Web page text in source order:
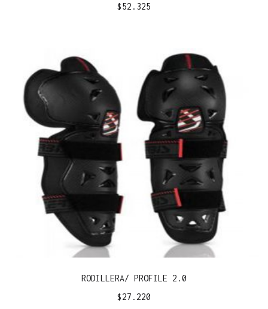
$52.325
RODILLERA/ PROFILE 2.0
$27.220